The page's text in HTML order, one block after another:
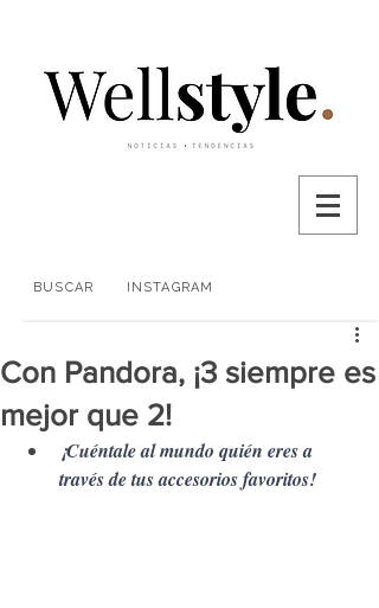
BUSCAR INSTAGRAM
Con Pandora, ¡3 siempre es
mejor que 2!
¡Cuéntale al mundo quién eres a
través de tus accesorios favoritos!